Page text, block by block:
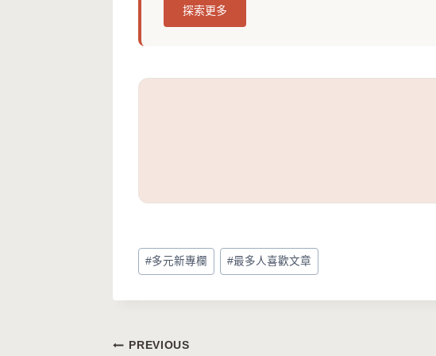
探索更多
Post
Tags:
#多元新專欄 #最多人喜歡文章
文PREVIOUS